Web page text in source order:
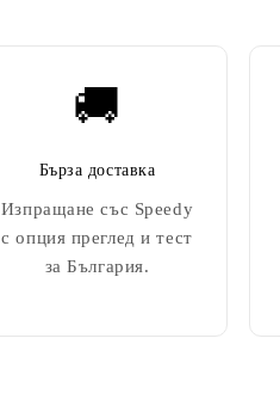
🚚
Бърза доставка
Изпращане със Speedy
с опция преглед и тест
за България.